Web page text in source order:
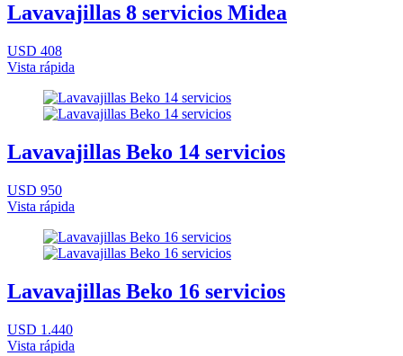
Lavavajillas 8 servicios Midea
USD 408
Vista rápida
Lavavajillas Beko 14 servicios
USD 950
Vista rápida
Lavavajillas Beko 16 servicios
USD 1.440
Vista rápida